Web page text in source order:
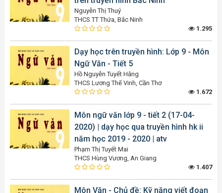
Nguyễn Thị Thuý
THCS TT Thứa, Bắc Ninh
1.295
Dạy học trên truyền hình: Lớp 9 - Môn
Ngữ Văn - Tiết 5
Hồ Nguyễn Tuyết Hằng
THCS Lương Thế Vinh, Cần Thơ
1.672
Môn ngữ văn lớp 9 - tiết 2 (17-04-
2020) | dạy học qua truyền hình hk ii
năm học 2019 - 2020 | atv
Phạm Thị Tuyết Mai
THCS Hùng Vương, An Giang
1.407
Môn Văn - Chủ đề: Kỹ năng viết đoạn